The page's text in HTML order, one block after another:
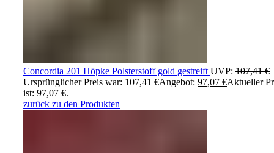
Concordia 201 Höpke Polsterstoff gold gestreift UVP: 107,41€
Ursprünglicher Preis war: 107,41 €Angebot: 97,07 €Aktueller
ist: 97,07 €.
zurück zu den Produkten